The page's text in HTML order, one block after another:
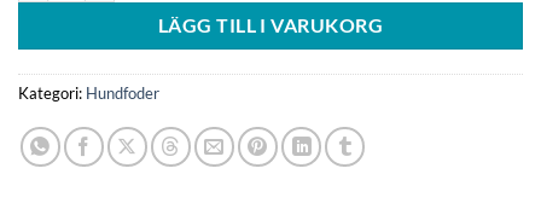
LÄGG TILL I VARUKORG
Kategori: Hundfoder